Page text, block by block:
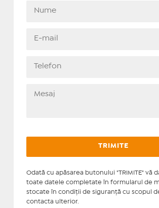
Odată cu apăsarea butonului "TRIMITE" vă
toate datele completate în formularul de
stocate în condiţii de siguranţă cu scopul
contacta ulterior.